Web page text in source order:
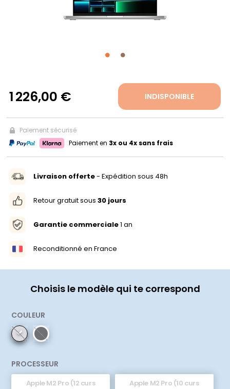
1 226,00 € INDISPONIBLE
Paiement sécurisé
Paiement en 3x ou 4x sans frais
Livraison offerte- Expédition sous 48h
Retour gratuit sous 30 jours
Garantie commerciale1 an
Reconditionné en France
Choisis le modèle qui te correspond
COULEUR
PROCESSEUR
Apple M2 Pro (12 curs
Apple M2 Pro (10 curs
FR